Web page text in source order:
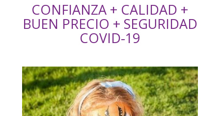
CONFIANZA + CALIDAD +
BUEN PRECIO + SEGURIDAD
COVID-19